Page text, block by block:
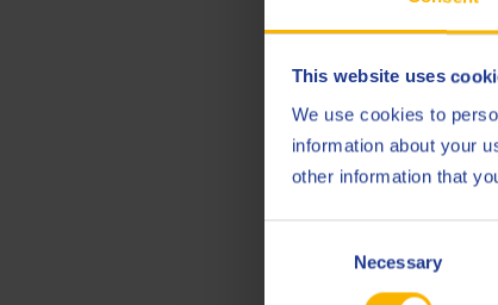
This website uses
We use cookies to
information about your
other information that
Necessary